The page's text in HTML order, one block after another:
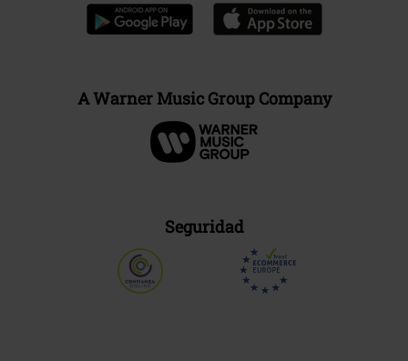
A Warner Music Group Company
Seguridad